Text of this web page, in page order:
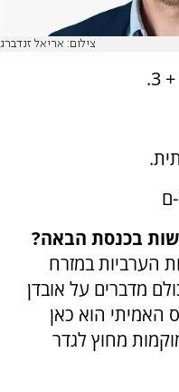
צילום: אריאל זנדברג
ם
בכנסת הבאה?
הערביות במזרח
מדברים על אובדן
האמיתי הוא כאן
מחוץ לגדר